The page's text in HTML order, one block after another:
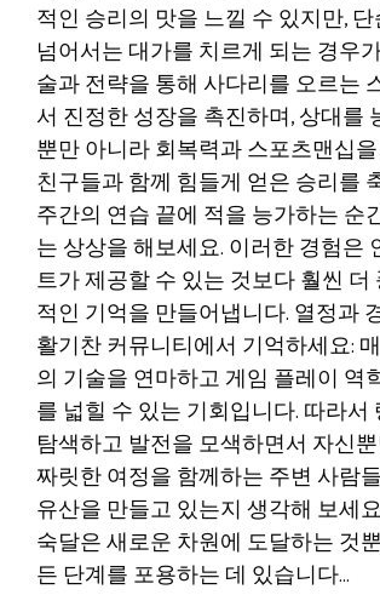
적인 승리의 맛을 느낄 수 있지만,
넘어서는 대가를 치르게 되는 경우
술과 전략을 통해 사다리를 오르는
서 진정한 성장을 촉진하며, 상대를
뿐만 아니라 회복력과 스포츠맨십
친구들과 함께 힘들게 얻은 승리를
주간의 연습 끝에 적을 능가하는 순
는 상상을 해보세요. 이러한 경험은
트가 제공할 수 있는 것보다 훨씬 더
적인 기억을 만들어냅니다. 열정과
활기찬 커뮤니티에서 기억하세요:
의 기술을 연마하고 게임 플레이 역
를 넓힐 수 있는 기회입니다. 따라서
탐색하고 발전을 모색하면서 자신
짜릿한 여정을 함께하는 주변 사람
유산을 만들고 있는지 생각해 보세
숙달은 새로운 차원에 도달하는 것
든 단계를 포용하는 데 있습니다…